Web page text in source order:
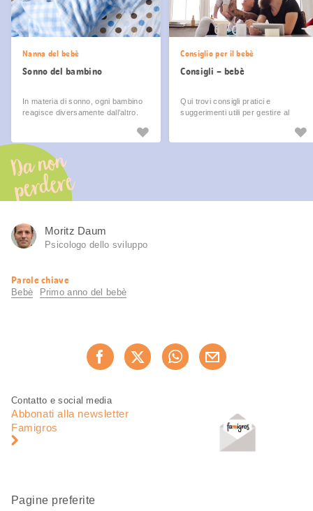
Nanna del bebè
Sonno del bambino
In materia di sonno, ogni bambino
reagisce diversamente dall’altro.
consigli per insegnare ai piccoli ad
addormentarsi e per gestire al
meglio gli incubi notturni.
Consiglio per il bebè
Consigli – bebè
Qui trovi consigli pratici e
suggerimenti utili per gestire al
Da non
perdere
Moritz Daum
Psicologo dello sviluppo
Informazioni
utili
Parole chiave
Bebè Primo anno del bebè
Consiglia ora
Piè
pagina
Navigazione
pagina
Contatto e social media
Abbonati alla newsletter
Famigros
Pagine preferite